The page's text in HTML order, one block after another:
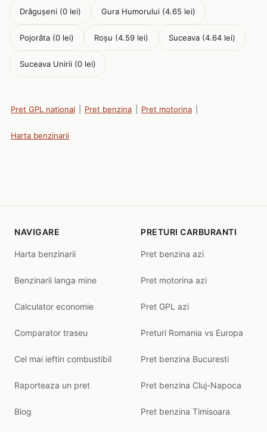
Drăguşeni (0 lei) Gura Humorului (4.65 lei)
Pojorâta (0 lei) Roşu (4.59 lei) Suceava (4.64 lei)
Suceava Unirii (0 lei)
Pret GPL national Pret benzina Pret motorina
Harta benzinarii
NAVIGARE
Harta benzinarii
Benzinarii langa mine
Calculator economie
Comparator traseu
Cel mai ieftin combustibil
Raporteaza un pret
Blog
PRETURI CARBURANTI
Pret benzina azi
Pret motorina azi
Pret GPL azi
Preturi Romania vs Europa
Pret benzina Bucuresti
Pret benzina Cluj-Napoca
Pret benzina Timisoara